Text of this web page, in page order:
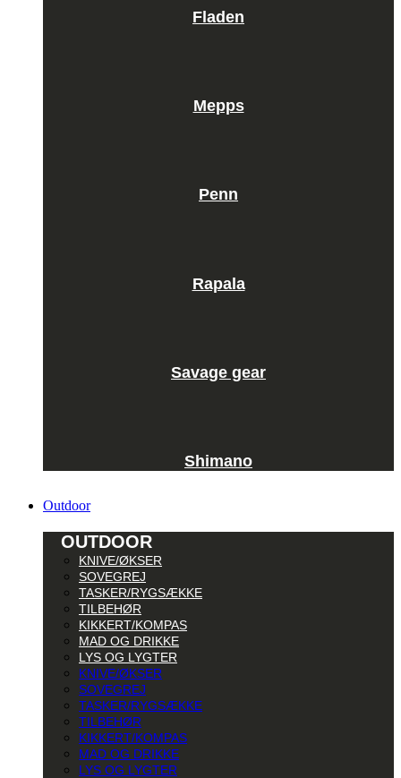
Fladen
Mepps
Penn
Rapala
Savage gear
Shimano
Outdoor
OUTDOOR
KNIVE/ØKSER
SOVEGREJ
TASKER/RYGSÆKKE
TILBEHØR
KIKKERT/KOMPAS
MAD OG DRIKKE
LYS OG LYGTER
KNIVE/ØKSER
SOVEGREJ
TASKER/RYGSÆKKE
TILBEHØR
KIKKERT/KOMPAS
MAD OG DRIKKE
LYS OG LYGTER